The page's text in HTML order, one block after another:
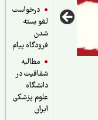
درخواست
لغو بسته
فرودگاه پیام
مطالبه
شفافیت در
دانشگاه
علوم پزشکی